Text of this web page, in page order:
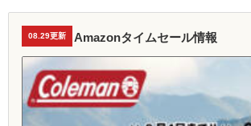
08.29更新 Amazonタイムセール情報